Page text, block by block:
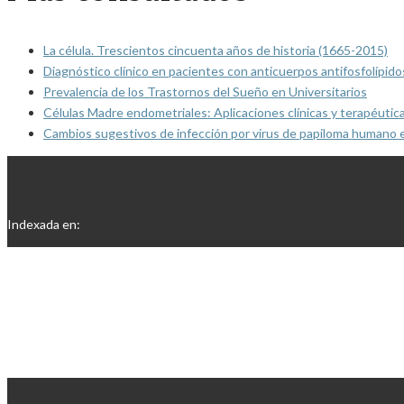
La célula. Trescientos cincuenta años de historia (1665-2015)
Diagnóstico clínico en pacientes con anticuerpos
Prevalencia de los Trastornos del Sueño en Universitarios
Células Madre endometriales: Aplicaciones clínicas y
Cambios sugestivos de infección por virus de papiloma
Indexada en: